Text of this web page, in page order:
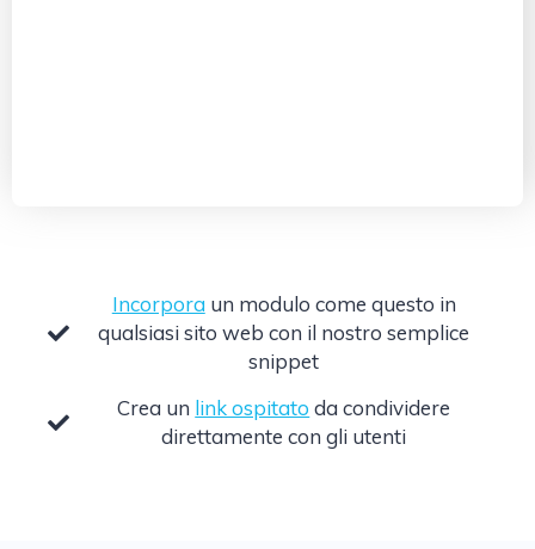
Incorpora un modulo come questo in
qualsiasi sito web con il nostro semplice
snippet
Crea un link ospitato da condividere
direttamente con gli utenti